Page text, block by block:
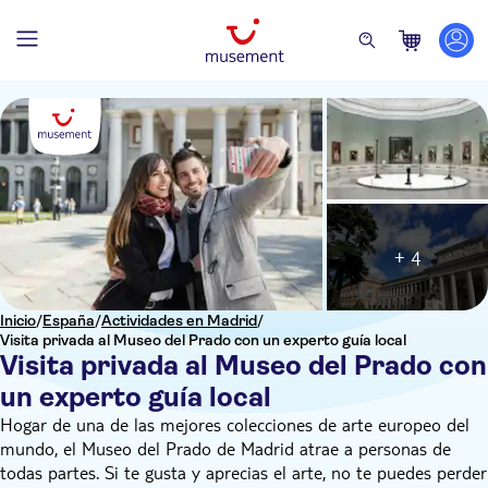
Inicio/España/Actividades en Madrid/
Visita privada al Museo del Prado con un experto guía local
Visita privada al Museo del Prado con
un experto guía local
+ 4
Hogar de una de las mejores colecciones de arte europeo del
mundo, el Museo del Prado de Madrid atrae a personas de
todas partes. Si te gusta y aprecias el arte, no te puedes perder